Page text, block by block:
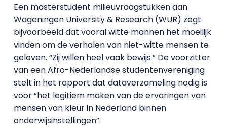
Een masterstudent milieuvraagstukken aan
Wageningen University & Research (WUR) zegt
bijvoorbeeld dat vooral witte mannen het moeilijk
vinden om de verhalen van niet-witte mensen te
geloven. “Zij willen heel vaak bewijs.” De voorzitter
van een Afro-Nederlandse studentenvereniging
stelt in het rapport dat dataverzameling nodig is
voor “het legitiem maken van de ervaringen van
mensen van kleur in Nederland binnen
onderwijsinstellingen”.